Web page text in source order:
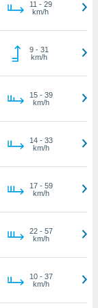
11 - 29
km/h
9- 31
km/h
15- 39
km/h
14- 33
km/h
17- 59
km/h
22- 57
km/h
10- 37
km/h